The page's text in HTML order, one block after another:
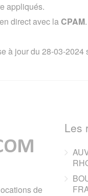
appliqués.
direct avec laCPAM
à jour du 28-03-2024
de
Les